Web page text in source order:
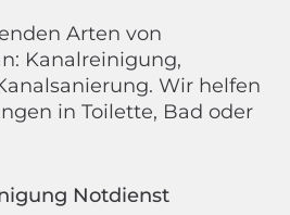
Arten von
Kanalreinigung,
Wir helfen
in Toilette, Bad oder
Notdienst